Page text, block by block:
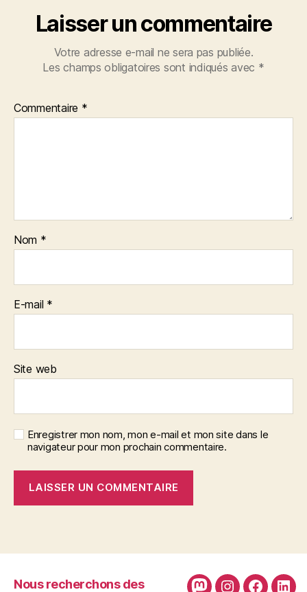
Laisser un commentaire
Votre adresse e-mail ne sera pas publiée.
Les champs obligatoires sont indiqués avec *
Commentaire *
Nom *
E-mail *
Site web
Enregistrer mon nom, mon e-mail et mon site dans le
navigateur pour mon prochain commentaire.
Nous recherchons des